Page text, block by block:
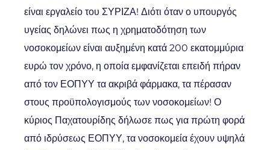
είναι εργαλείο του ΣΥΡΙΖΑ! Διότι όταν ο υπουργός
υγείας δηλώνει πως η χρηματοδότηση των
νοσοκομείων είναι αυξημένη κατά 200 εκατομμύρια
ευρώ τον χρόνο, η οποία εμφανίζεται επειδή πήραν
από τον ΕΟΠΥΥ τα ακριβά φάρμακα, τα πέρασαν
στους προϋπολογισμούς των νοσοκομείων! Ο
κύριος Παχατουρίδης δήλωσε πως για πρώτη φορά
από ιδρύσεως ΕΟΠΥΥ, τα νοσοκομεία έχουν υψηλά